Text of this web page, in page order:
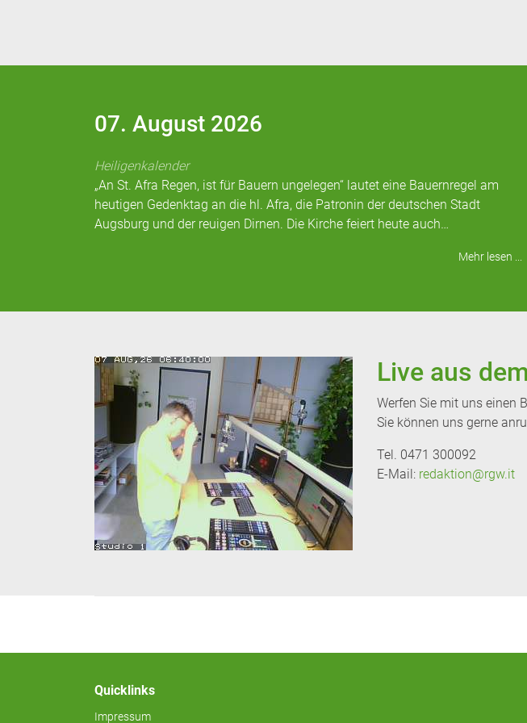
07. August 2026
Heiligenkalender
„An St. Afra Regen, ist für Bauern ungelegen“ lautet eine Bauernregel am
heutigen Gedenktag an die hl. Afra, die Patronin der deutschen Stadt
Augsburg und der reuigen Dirnen. Die Kirche feiert heute auch…
Mehr lesen ...
Live aus
Werfen Sie mit uns einen
Sie können uns gerne
Tel. 0471 300092
E-Mail: redaktion@rgw.it
Quicklinks
Impressum